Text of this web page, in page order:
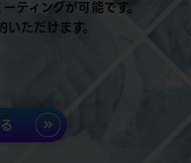
ティングが可能です。
ただけます。